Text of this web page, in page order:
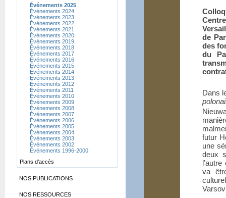
de
des
du
Dans
futur
une
deux
va
Événements 2025
Événements 2024
Événements 2023
Événements 2022
Événements 2021
Événements 2020
Événements 2019
Événements 2018
Événements 2017
Événements 2016
Événements 2015
Événements 2014
Événements 2013
Événements 2012
Événements 2011
Événements 2010
Événements 2009
Événements 2008
Événements 2007
Événements 2006
Événements 2005
Événements 2004
Événements 2003
Événements 2002
Événements 1996-2000
Plans d’accès
NOS PUBLICATIONS
NOS RESSOURCES